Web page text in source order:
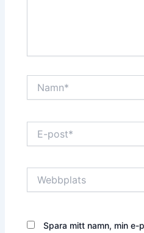
post*
Spara mitt namn, min e-